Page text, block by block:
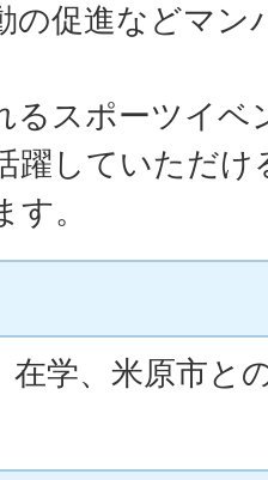
の促進などマン
るスポーツイベ
躍していただけ
。
在学、米原市と